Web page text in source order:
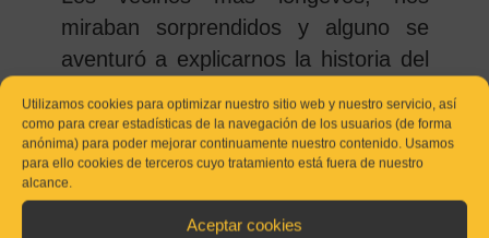
Utilizamos cookies para optimizar nuestro sitio web y nuestro servicio, así
como para crear estadísticas de la navegación de los usuarios (de forma
anónima) para poder mejorar continuamente nuestro contenido. Usamos
para ello cookies de terceros cuyo tratamiento está fuera de nuestro
alcance.
Aceptar cookies
miraban sorprendidos y alguno se
aventuró a explicarnos la historia del
Estábamos buscando el firme del
terreno en un cerro que era un
antiguo vertedero (de tierras).
No era una obra grande, por lo que